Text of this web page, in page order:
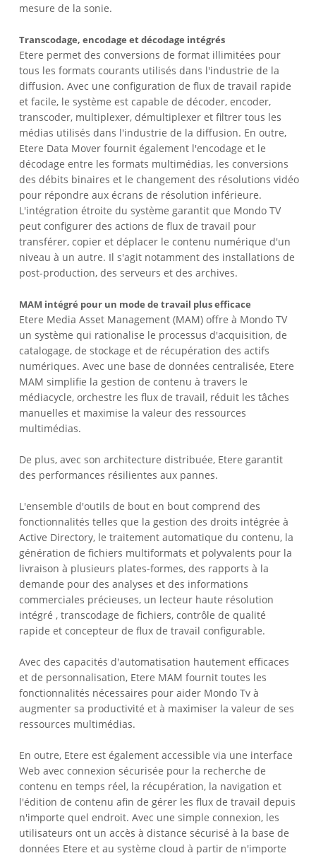
mesure de la sonie.
Transcodage, encodage et décodage intégrés
Etere permet des conversions de format illimitées pour
tous les formats courants utilisés dans l'industrie de la
diffusion. Avec une configuration de flux de travail rapide
et facile, le système est capable de décoder, encoder,
transcoder, multiplexer, démultiplexer et filtrer tous les
médias utilisés dans l'industrie de la diffusion. En outre,
Etere Data Mover fournit également l'encodage et le
décodage entre les formats multimédias, les conversions
des débits binaires et le changement des résolutions vidéo
pour répondre aux écrans de résolution inférieure.
L'intégration étroite du système garantit que Mondo TV
peut configurer des actions de flux de travail pour
transférer, copier et déplacer le contenu numérique d'un
niveau à un autre. Il s'agit notamment des installations de
post-production, des serveurs et des archives.
MAM intégré pour un mode de travail plus efficace
Etere Media Asset Management (MAM) offre à Mondo TV
un système qui rationalise le processus d'acquisition, de
catalogage, de stockage et de récupération des actifs
numériques. Avec une base de données centralisée, Etere
MAM simplifie la gestion de contenu à travers le
médiacycle, orchestre les flux de travail, réduit les tâches
manuelles et maximise la valeur des ressources
multimédias.
De plus, avec son architecture distribuée, Etere garantit
des performances résilientes aux pannes.
L'ensemble d'outils de bout en bout comprend des
fonctionnalités telles que la gestion des droits intégrée à
Active Directory, le traitement automatique du contenu, la
génération de fichiers multiformats et polyvalents pour la
livraison à plusieurs plates-formes, des rapports à la
demande pour des analyses et des informations
commerciales précieuses, un lecteur haute résolution
intégré , transcodage de fichiers, contrôle de qualité
rapide et concepteur de flux de travail configurable.
Avec des capacités d'automatisation hautement efficaces
et de personnalisation, Etere MAM fournit toutes les
fonctionnalités nécessaires pour aider Mondo Tv à
augmenter sa productivité et à maximiser la valeur de ses
ressources multimédias.
En outre, Etere est également accessible via une interface
Web avec connexion sécurisée pour la recherche de
contenu en temps réel, la récupération, la navigation et
l'édition de contenu afin de gérer les flux de travail depuis
n'importe quel endroit. Avec une simple connexion, les
utilisateurs ont un accès à distance sécurisé à la base de
données Etere et au système cloud à partir de n'importe